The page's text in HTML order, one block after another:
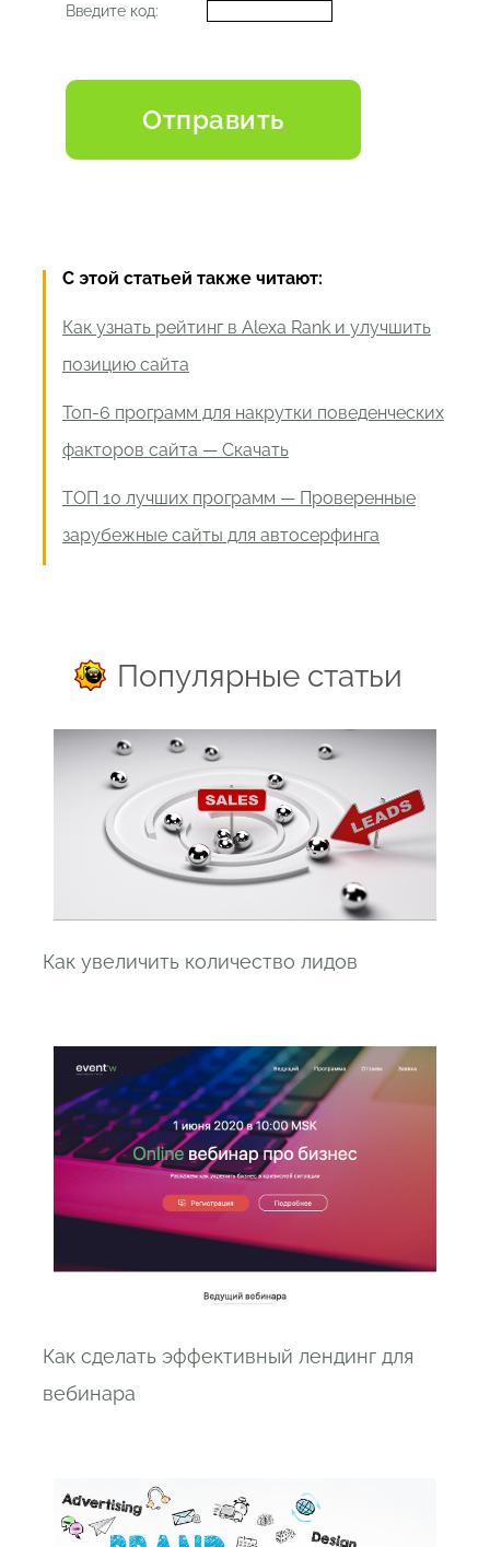
Введите код:
С этой статьей также читают:
Как узнать рейтинг в Alexa Rank и улучшить
позицию сайта
Топ-6 программ для накрутки поведенческих
факторов сайта — Скачать
ТОП 10 лучших программ — Проверенные
зарубежные сайты для автосерфинга
Популярные статьи
Как увеличить количество лидов
Как сделать эффективный лендинг для
вебинара